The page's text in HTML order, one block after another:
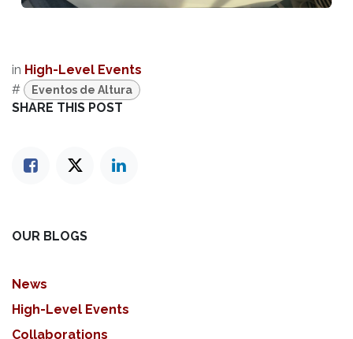
in High-Level Events
#
Eventos de Altura
SHARE THIS POST
OUR BLOGS
News
High-Level Events
Collaborations